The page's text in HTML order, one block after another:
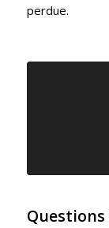
perdue.